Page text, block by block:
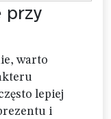
przy
warto
lepiej
i